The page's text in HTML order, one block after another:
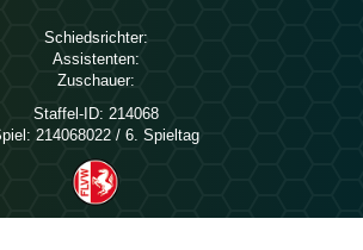
Schiedsrichter:
Assistenten:
Zuschauer:
Staffel-ID: 214068
214068022 / 6. Spieltag